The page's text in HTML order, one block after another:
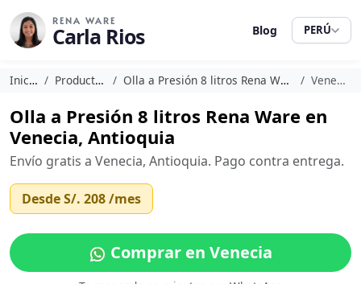
RENA WARE
Carla Rios Blog PERÚ
Inicio Productos Olla a Presión 8 litros Rena Ware Venecia
Olla a Presión 8 litros Rena Ware en
Venecia, Antioquia
Envío gratis a Venecia, Antioquia. Pago contra entrega.
DesdeS/. 208/mes
Comprar en Venecia